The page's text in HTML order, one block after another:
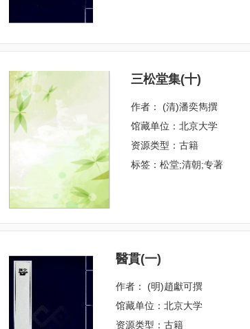
三松堂集(十)
作者： (清)潘奕雋撰
馆藏单位：北京大学
资源类型：古籍
标签：松堂;清朝;专著
醫貫(一)
作者： (明)趙獻可撰
馆藏单位：北京大学
资源类型：古籍